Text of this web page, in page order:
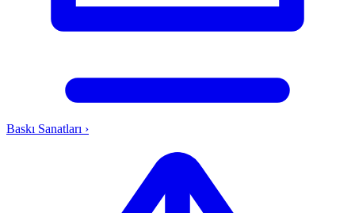
Baskı Sanatları ›